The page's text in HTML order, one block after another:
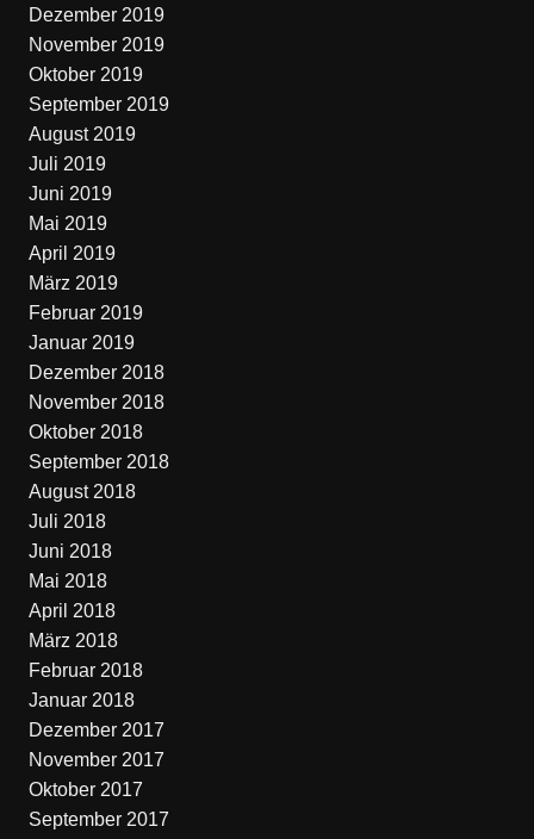
Dezember 2019
November 2019
Oktober 2019
September 2019
August 2019
Juli 2019
Juni 2019
Mai 2019
April 2019
März 2019
Februar 2019
Januar 2019
Dezember 2018
November 2018
Oktober 2018
September 2018
August 2018
Juli 2018
Juni 2018
Mai 2018
April 2018
März 2018
Februar 2018
Januar 2018
Dezember 2017
November 2017
Oktober 2017
September 2017